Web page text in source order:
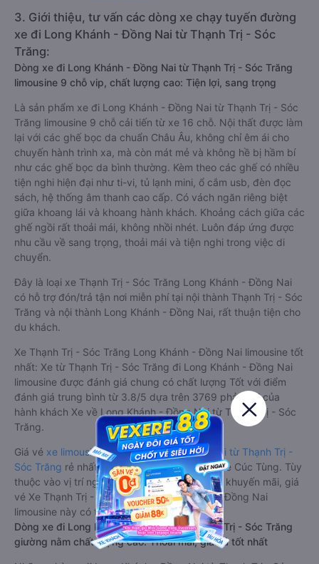
3. Giới thiệu, tư vấn các dòng xe chạy tuyến đường
xe đi Long Khánh - Đồng Nai từ Thạnh Trị - Sóc
Trăng:
Dòng xe đi Long Khánh - Đồng Nai từ Thạnh Trị - Sóc Trăng
limousine 9 chỗ vip, chất lượng cao: Tiện lợi, sang trọng
Là sản phẩm xe đi Long Khánh - Đồng Nai từ Thạnh Trị - Sóc
Trăng limousine 9 chỗ cải tiến từ xe 16 chỗ. Nội thất được làm
lại với các ghế bọc da chuẩn Châu Âu, không chỉ êm ái cho
chuyến hành trình xa, mà còn mát mẻ và không hề bị hầm bí
như các ghế bọc da bình thường. Kèm theo các ghế có nhiều
tiện nghi hiện đại như ti-vi, tủ lạnh mini, ổ cắm usb, đèn đọc
sách, hệ thống âm thanh cao cấp. Có vách ngăn riêng biệt
giữa khoang lái và khoang hành khách. Khoảng cách giữa các
ghế ngồi rất thoải mái, không nhồi nhét. Luôn đáp ứng được
nhu cầu về sang trọng, thoải mái và tiện nghi trong việc di
chuyển.
Đây là loại xe Thạnh Trị - Sóc Trăng Long Khánh - Đồng Nai
có hỗ trợ đón/trả tận nơi miễn phí tại nội thành Thạnh Trị - Sóc
Trăng và nội thành Long Khánh - Đồng Nai, rất thuận tiện cho
du khách.
Xe Thạnh Trị - Sóc Trăng Long Khánh - Đồng Nai limousine tốt
nhất: Xe từ Thạnh Trị - Sóc Trăng đi Long Khánh - Đồng Nai
limousine được đánh giá chung có chất lượng Tốt với điểm
đánh giá trung bình từ 3.8/5 dựa trên 3769 phản hồi của
hành khách Xe về Long Khánh - Đồng Nai từ Thạnh Trị - Sóc
Trăng.
Giá vé xe limousine đi Long Khánh - Đồng Nai từ Thạnh Trị -
Sóc Trăng rẻ nhất là 550000VND của hãng xe Cúc Tùng. Tùy
thuộc vào vị trí ngồi của bạn và chương trình khuyến mãi, giá
vé Xe Thạnh Trị - Sóc Trăng đi Long Khánh - Đồng Nai
limousine này có thể sẽ rẻ hơn
Dòng xe đi Long Khánh - Đồng Nai từ Thạnh Trị - Sóc Trăng
giường nằm chất lượng cao: Thoải mái, giá cả tốt nhất